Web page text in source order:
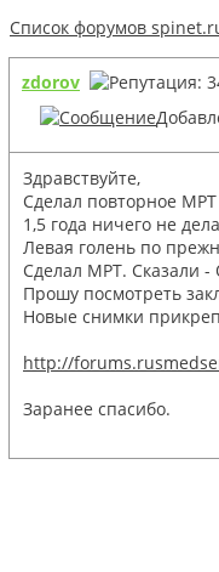
Список форумов
zdorov
Здравствуйте,
Сделал повторное МРТ
1,5 года ничего не
Левая голень по
Сделал МРТ. Сказали
Прошу посмотреть
Новые снимки
http://
Заранее спасибо.